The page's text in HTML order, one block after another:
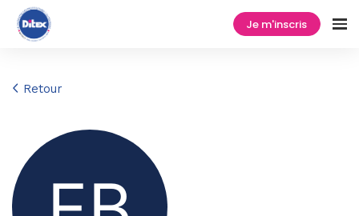
Je m'inscris
Retour